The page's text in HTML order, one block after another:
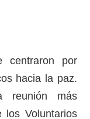
centraron por
hacia la paz.
reunión más
los Voluntarios